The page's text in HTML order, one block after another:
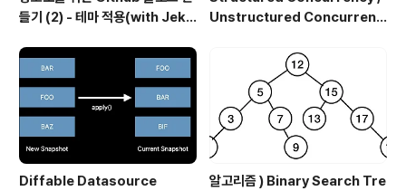
들기 (2) - 테마 적용(with Jekyl
Unstructured Concurrenc
Diffable Datasource
알고리즘 ) Binary Search Tre